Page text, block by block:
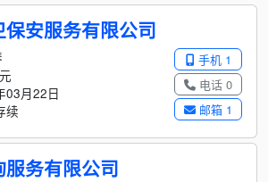
安服务有限公司
手机 1
电话 0
邮箱 1
03月22日
续
务有限公司